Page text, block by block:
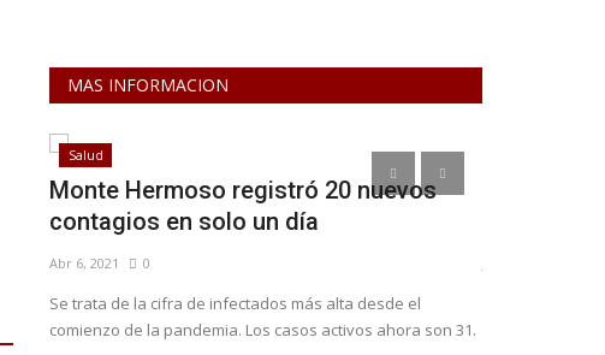
MAS INFORMACION
Salud
Monte Hermoso registró 20 nuevos
contagios en solo un día
Abr 6, 2021 0
Se trata de la cifra de infectados más alta desde el
comienzo de la pandemia. Los casos activos ahora son 31.